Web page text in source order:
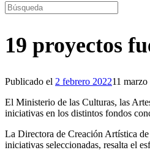
Buscar:
19 proyectos
Publicado el 2 febrero 202211 marzo
El Ministerio de las Culturas, las
iniciativas en los distintos fondos
La Directora de Creación Artística
iniciativas seleccionadas, resalta el